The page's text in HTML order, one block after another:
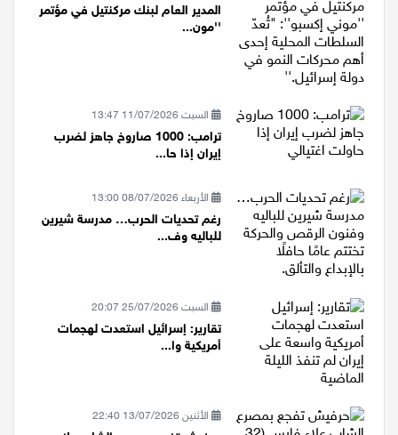
المدير العام لبنك مركنتيل في مؤتمر
''مون...
السبت 11/07/2026 13:47
ترامب: 1000 صاروخ جاهز لضرب
إيران إذا حا...
الأربعاء 08/07/2026 13:00
رغم تحديات الحرب… مدرسة شيرين
للباليه وف...
السبت 25/07/2026 20:07
تقارير: إسرائيل استعدت لهجمات
أمريكية وا...
الأثنين 13/07/2026 22:40